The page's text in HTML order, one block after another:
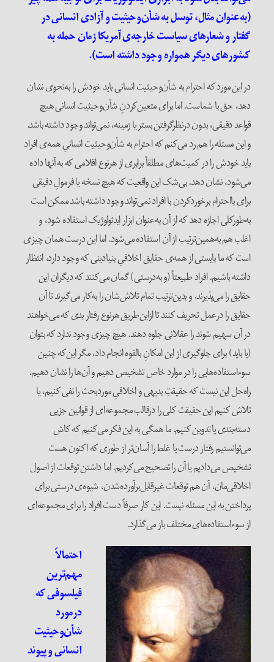
(به‌عنوان مثال، توسل به شأن‌و‌حیثیت و آزادی انسانی در
گفتار و شعارهای سیاست خارجه‌ی آمریکا زمان حمله به
کشور‌های دیگر همواره وجود داشته است).
در این مورد که احترام به شأن‌و‌حیثیت انسانی باید خودش را به‌نحوی نشان
دهد، حق با شماست. اما برای متعین‌کردنِ شأن‌و‌حیثیت انسانی هیچ
قواعد دقیقی، بدون در‌نظر‌گرفتن بستر یا زمینه، نمی‌تواند وجود داشته باشد.
و این مسئله را هم رد می‌کنم که احترام به شأن‌و‌حیثیت انسانیِ همه‌ی افراد
باید خودش را در کمیت‌های مطلقاً برابری از هر‌نوع اقلامی که به آنها داده
می‌شود، نشان دهد. بی‌شک این واقعیت که هیچ نسخه یا فرمولِ دقیقی
برای با‌احترام بر‌خورد‌کردن با افراد نمی‌تواند وجود داشته باشد ممکن است
به‌طور‌کلی اجازه دهد که از آن به‌عنوان ابزار ایدئولوژیک استفاده شود، و
اغلب هم به‌همین‌ترتیب از آن استفاده می‌شود. اما این درست همان چیزی
است که ما بایستی از همه‌ی حقایق اخلاقیِ بنیادینی که وجود دارد، انتظار
داشته باشیم. افراد طبیعتاً (و به‌درستی) گمان می‌کنند که دیگران این
حقایق را می‌پذیرند، و بدین‌ترتیب تمام تلاش‌شان را به‌کار می‌گیرند تا آن
حقایق را در‌عمل تحریف کنند تا ‌از‌این‌طریق هر‌نوع رفتار بدی که می‌خواهند
در آن سهیم شوند را عقلانی جلوه دهند. هیچ چیزی وجود ندارد که بتوان
(یا باید) برای جلوگیری از این امکانِ‌ بالقوه انجام داد، مگر این‌که چنین
سوء‌استفاده‌هایی را در موارد خاص تشخیص دهیم و آن‌ها را نشان دهیم.
راه‌حل این نیست که حقیقتِ بدیهی و اخلاقیِ مورد‌بحث را نفی کنیم، یا
تلاش کنیم این حقیقت کلی را در‌قالب مجموعه‌ای از قوانین جزیی
دسته‌بندی یا تدوین کنیم. ما همگی به این فکر می‌کنیم که کاش
می‌توانستیم رفتار درست یا غلط را آسان‌تر از طوری که اکنون هست
تشخیص می‌دادیم یا آن را تصحیح می‌کردیم. اما داشتن توقعات از اصول
اخلاقی‌مان، آن هم توقعات غیر‌قابل‌بر‌آورده‌شدن، شیوه‌ی درستی برای
پرداختن به این مسئله نیست. این کار صرفاً دست افراد را برای مجموعه‌ای
از سوء‌استفاده‌های مختلف باز می‌گذارد.
احتمالاً
مهم‌ترین
فیلسوفی که
در‌مورد
شأن‌و‌حیثیت
انسانی و پیوند